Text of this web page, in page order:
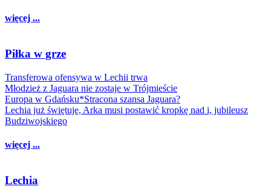
więcej ...
Piłka w grze
Transferowa ofensywa w Lechii trwa
Młodzież z Jaguara nie zostaje w Trójmieście
Europa w Gdańsku*Stracona szansa Jaguara?
Lechia już świętuje, Arka musi postawić kropkę nad i, jubileusz
Budziwojskiego
więcej ...
Lechia